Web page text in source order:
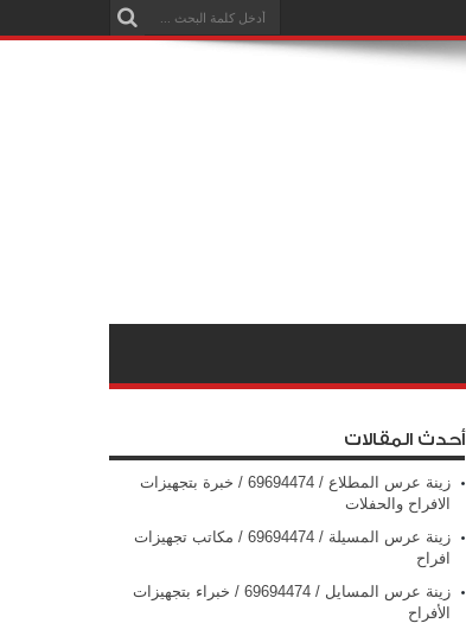
أحدث المقالات
زينة عرس المطلاع / 69694474 / خبرة بتجهيزات
الافراح والحفلات
زينة عرس المسيلة / 69694474 / مكاتب تجهيزات
افراح
زينة عرس المسايل / 69694474 / خبراء بتجهيزات
الأفراح